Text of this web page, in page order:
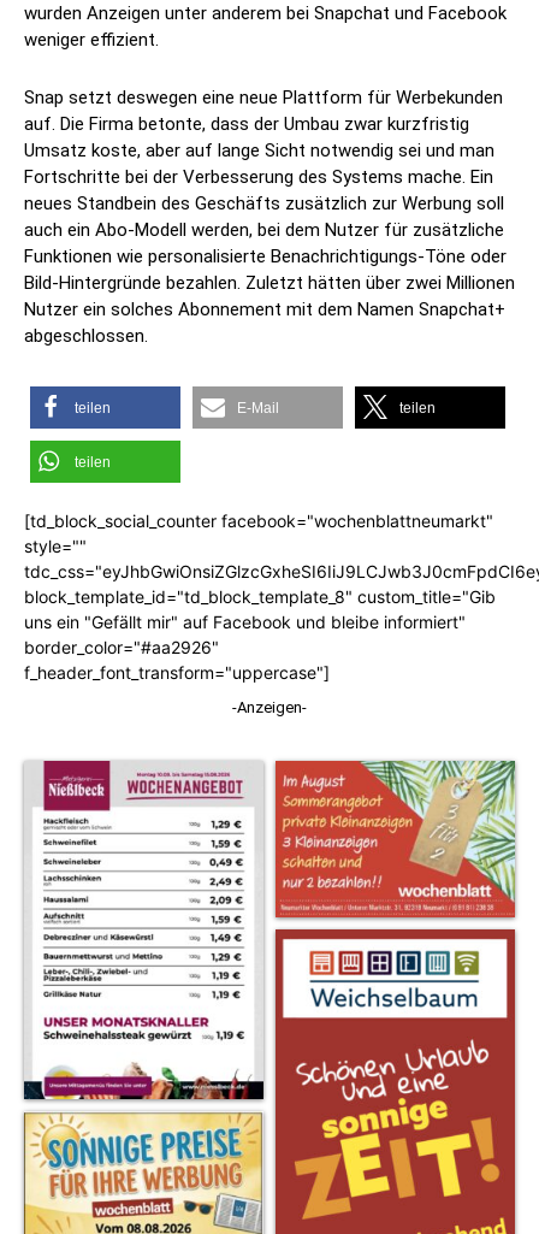
wurden Anzeigen unter anderem bei Snapchat und Facebook
weniger effizient.
Snap setzt deswegen eine neue Plattform für Werbekunden
auf. Die Firma betonte, dass der Umbau zwar kurzfristig
Umsatz koste, aber auf lange Sicht notwendig sei und man
Fortschritte bei der Verbesserung des Systems mache. Ein
neues Standbein des Geschäfts zusätzlich zur Werbung soll
auch ein Abo-Modell werden, bei dem Nutzer für zusätzliche
Funktionen wie personalisierte Benachrichtigungs-Töne oder
Bild-Hintergründe bezahlen. Zuletzt hätten über zwei Millionen
Nutzer ein solches Abonnement mit dem Namen Snapchat+
abgeschlossen.
teilen E-Mail teilen
teilen
[td_block_social_counter facebook="wochenblattneumarkt"
style=""
block_template_id="td_block_template_8" custom_title="Gib
uns ein "Gefällt mir" auf Facebook und bleibe informiert"
border_color="#aa2926"
f_header_font_transform="uppercase"]
-Anzeigen-